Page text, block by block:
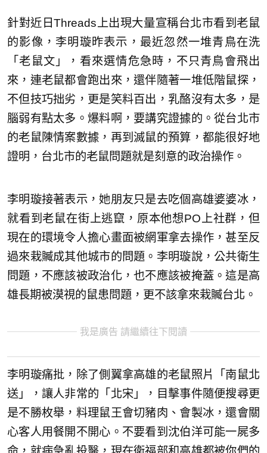
針對近日Threads上出現大量宣稱台北市看到老鼠
的影像，李明璇昨表示，最近忽然一堆青鳥在洗
「老鼠文」，看來選情危急時，不只青鳥會飛出
來，連老鼠都會跑出來，還伴隨著一堆低階鼠探，
不但技巧拙劣，更是笑料百出，乳酪沒有太多，是
腦弱有點太多。爆料啊，要講究證據的。從台北市
的老鼠陳情案數據，再到滅鼠的預算，都能很好地
證明，台北市的老鼠問題就是刻意的政治操作。
李明璇接著表示，她朋友只是去吃個高雄婆婆冰，
就看到老鼠在街上逃竄，原本他想PO上社群，但
現在的環境令人擔心畫面被網軍拿去操作，甚至反
過來栽贓成其他城市的問題。李明璇說，公共衛生
問題，不應該被政治化，也不應該被掩蓋。這是高
雄長期被漠視的鼠患問題，更不該拿來栽贓台北。
我是廣告 請繼續往下閱讀
李明璇痛批，除了側翼拿高雄的老鼠照片「南鼠北
送」，讓人非常的「北宋」，目擊事件隨便搜尋更
是不勝枚舉，料理鼠王會切豬肉、會製冰，還會關
心客人用餐開不開心。不要看到沈伯洋可能一屍多